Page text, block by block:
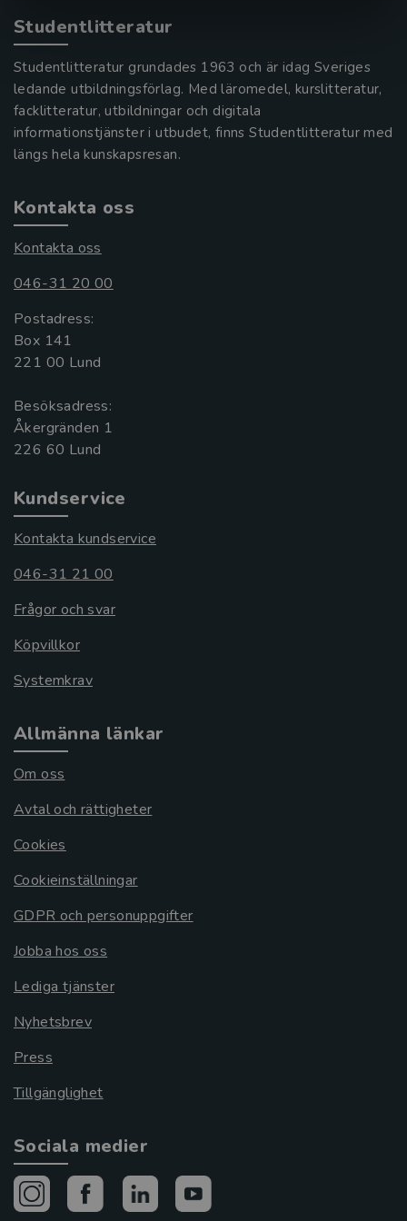
Studentlitteratur
Studentlitteratur grundades 1963 och är idag Sveriges
ledande utbildningsförlag. Med läromedel, kurslitteratur,
facklitteratur, utbildningar och digitala
informationstjänster i utbudet, finns Studentlitteratur med
längs hela kunskapsresan.
Kontakta oss
Kontakta oss
046-31 20 00
Postadress:
Box 141
221 00 Lund
Besöksadress:
Åkergränden 1
Kundservice
Kontakta kundservice
046-31 21 00
Frågor och svar
Köpvillkor
Systemkrav
Allmänna länkar
Om oss
Avtal och rättigheter
Cookies
Cookieinställningar
GDPR och personuppgifter
Jobba hos oss
Lediga tjänster
Nyhetsbrev
Press
Tillgänglighet
Sociala medier